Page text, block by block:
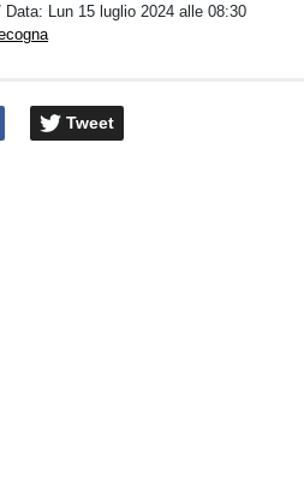
Data: Lun 15 luglio 2024 alle 08:30
Tweet